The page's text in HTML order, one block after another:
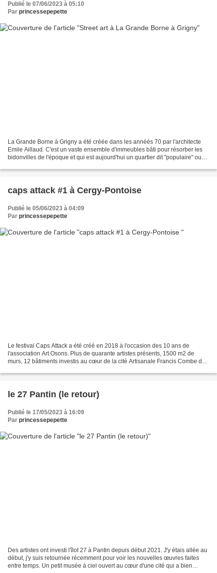
Publié le 07/06/2023 à 05:10
Par princessepepette
La Grande Borne à Grigny a été créée dans les annéés 70 par l'architecte
Emile Aillaud. C'est un vaste ensemble d'immeubles bâti pour résorber les
bidonvilles de l'époque et qui est aujourd'hui un quartier dit "populaire" ou
caps attack #1 à Cergy-Pontoise
Publié le 05/06/2023 à 04:09
Par princessepepette
Le festival Caps Attack a été créé en 2018 à l'occasion des 10 ans de
l'association Art Osons. Plus de quarante artistes présents, 1500 m2 de
murs, 12 bâtiments investis au cœur de la cité Artisanale Francis Combe de
le 27 Pantin (le retour)
Publié le 17/05/2023 à 16:09
Par princessepepette
Des artistes ont investi l'îlot 27 à Pantin depuis début 2021. J'y étais allée au
début, j'y suis retournée récemment pour voir les nouvelles œuvres faites
entre temps. Un petit musée à ciel ouvert au cœur d'une cité qui a bien